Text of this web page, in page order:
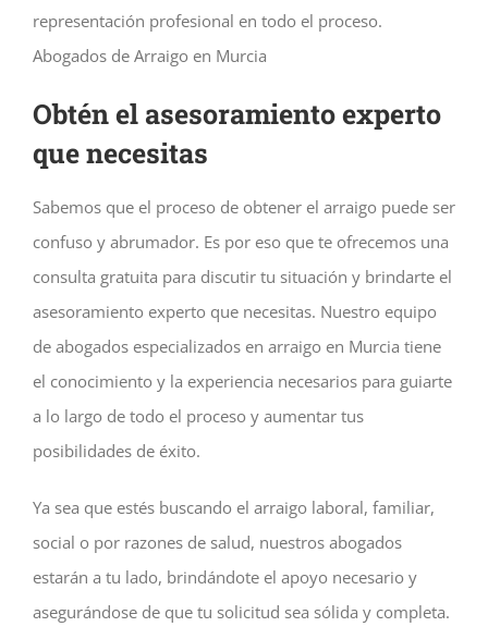
representación profesional en todo el proceso.
Abogados de Arraigo en Murcia
Obtén el asesoramiento experto
que necesitas
Sabemos que el proceso de obtener el arraigo puede ser
confuso y abrumador. Es por eso que te ofrecemos una
consulta gratuita para discutir tu situación y brindarte el
asesoramiento experto que necesitas. Nuestro equipo
de abogados especializados en arraigo en Murcia tiene
el conocimiento y la experiencia necesarios para guiarte
a lo largo de todo el proceso y aumentar tus
posibilidades de éxito.
Ya sea que estés buscando el arraigo laboral, familiar,
social o por razones de salud, nuestros abogados
estarán a tu lado, brindándote el apoyo necesario y
asegurándose de que tu solicitud sea sólida y completa.